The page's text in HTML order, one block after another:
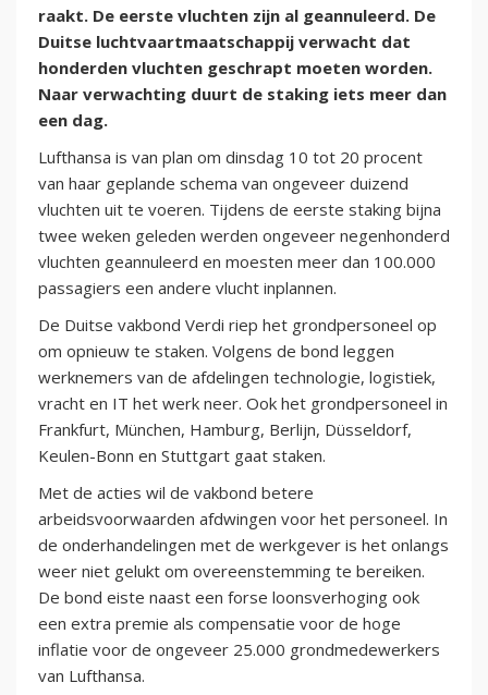
raakt. De eerste vluchten zijn al geannuleerd. De
Duitse luchtvaartmaatschappij verwacht dat
honderden vluchten geschrapt moeten worden.
Naar verwachting duurt de staking iets meer dan
een dag.
Lufthansa is van plan om dinsdag 10 tot 20 procent
van haar geplande schema van ongeveer duizend
vluchten uit te voeren. Tijdens de eerste staking bijna
twee weken geleden werden ongeveer negenhonderd
vluchten geannuleerd en moesten meer dan 100.000
passagiers een andere vlucht inplannen.
De Duitse vakbond Verdi riep het grondpersoneel op
om opnieuw te staken. Volgens de bond leggen
werknemers van de afdelingen technologie, logistiek,
vracht en IT het werk neer. Ook het grondpersoneel in
Frankfurt, München, Hamburg, Berlijn, Düsseldorf,
Keulen-Bonn en Stuttgart gaat staken.
Met de acties wil de vakbond betere
arbeidsvoorwaarden afdwingen voor het personeel. In
de onderhandelingen met de werkgever is het onlangs
weer niet gelukt om overeenstemming te bereiken.
De bond eiste naast een forse loonsverhoging ook
een extra premie als compensatie voor de hoge
inflatie voor de ongeveer 25.000 grondmedewerkers
van Lufthansa.